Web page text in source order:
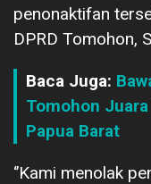
penonaktifan
DPRD Tomohon,
Baca Juga:
Tomohon
Papua Barat
‘’Kami menolak